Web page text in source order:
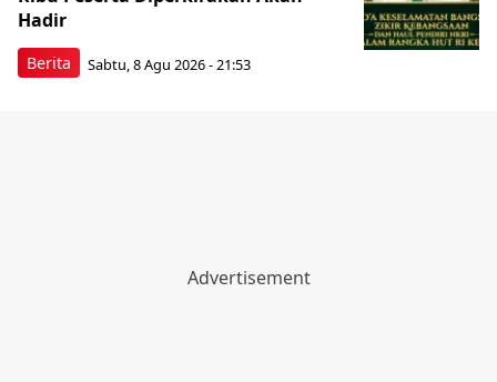
Berita
Hadir
Sabtu, 8 Agu 2026 - 21:53